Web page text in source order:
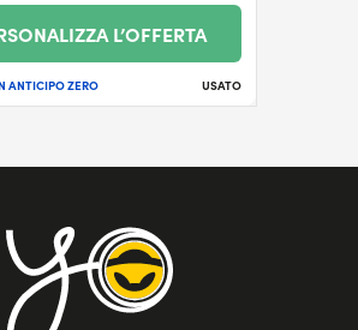
L’OFFERTA
ANTICIPO ZERO USATO